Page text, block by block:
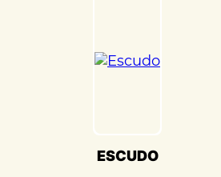
Wagon_r) на дороге.
специалисты по
ESCUDO